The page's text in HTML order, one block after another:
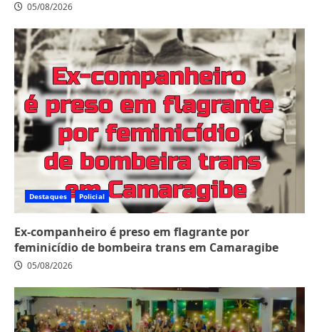
05/08/2026
Destaques Policial
Ex-companheiro é preso em flagrante por
feminicídio de bombeira trans em Camaragibe
05/08/2026